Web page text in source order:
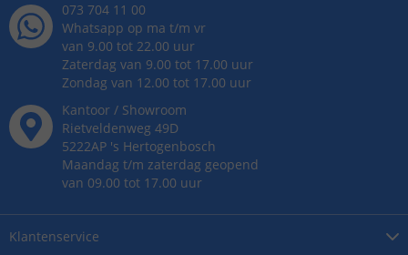
Klantenservice
073 704 11 00
Whatsapp op ma t/m vr
van 9.00 tot 22.00 uur
Zaterdag van 9.00 tot 17.00 uur
Zondag van 12.00 tot 17.00 uur
Kantoor / Showroom
Rietveldenweg 49D
5222AP 's Hertogenbosch
Maandag t/m zaterdag geopend
van 09.00 tot 17.00 uur